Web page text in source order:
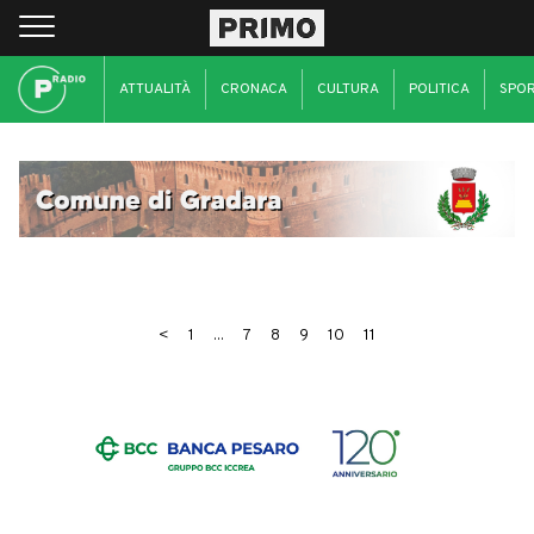
ATTUALITÀ CRONACA CULTURA POLITICA
< 1 ... 7 8 9 10 11